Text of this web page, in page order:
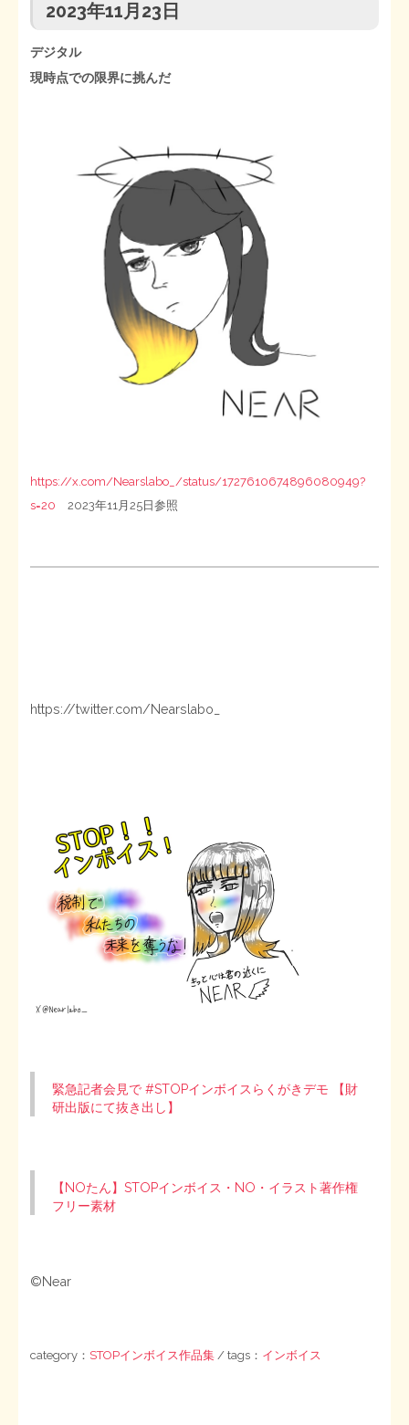
2023年11月23日
デジタル
現時点での限界に挑んだ
https://x.com/Nearslabo_/status/1727610674896080949?
s=20 2023年11月25日参照
https://twitter.com/Nearslabo_
緊急記者会見で #STOPインボイスらくがきデモ 【財
研出版にて抜き出し】
【NOたん】STOPインボイス・NO・イラスト著作権
フリー素材
©Near
category： STOPインボイス作品集 / tags： インボイス